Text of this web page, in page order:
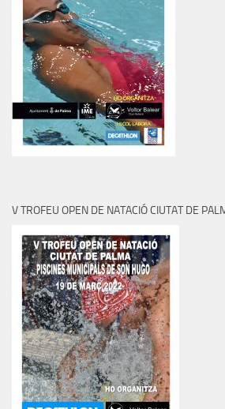
V TROFEU OPEN DE NATACIÓ CIUTAT DE